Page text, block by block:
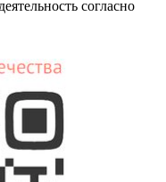
согласно